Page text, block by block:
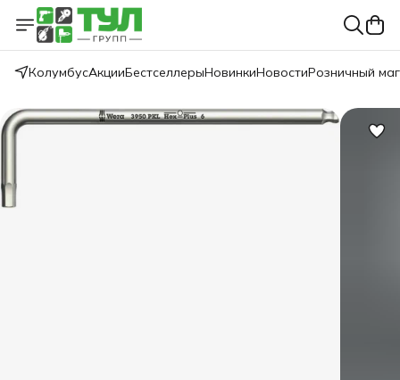
КолумбусАкцииБестселлерыНовинкиНовостиРозничный